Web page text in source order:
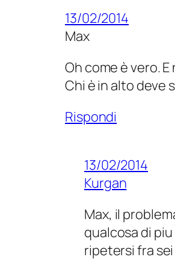
13/02/2014
Max
Oh come è vero.
Chi è in alto deve
Rispondi
13/02/2014
Kurgan
Max, il
qualcosa di
ripetersi fra